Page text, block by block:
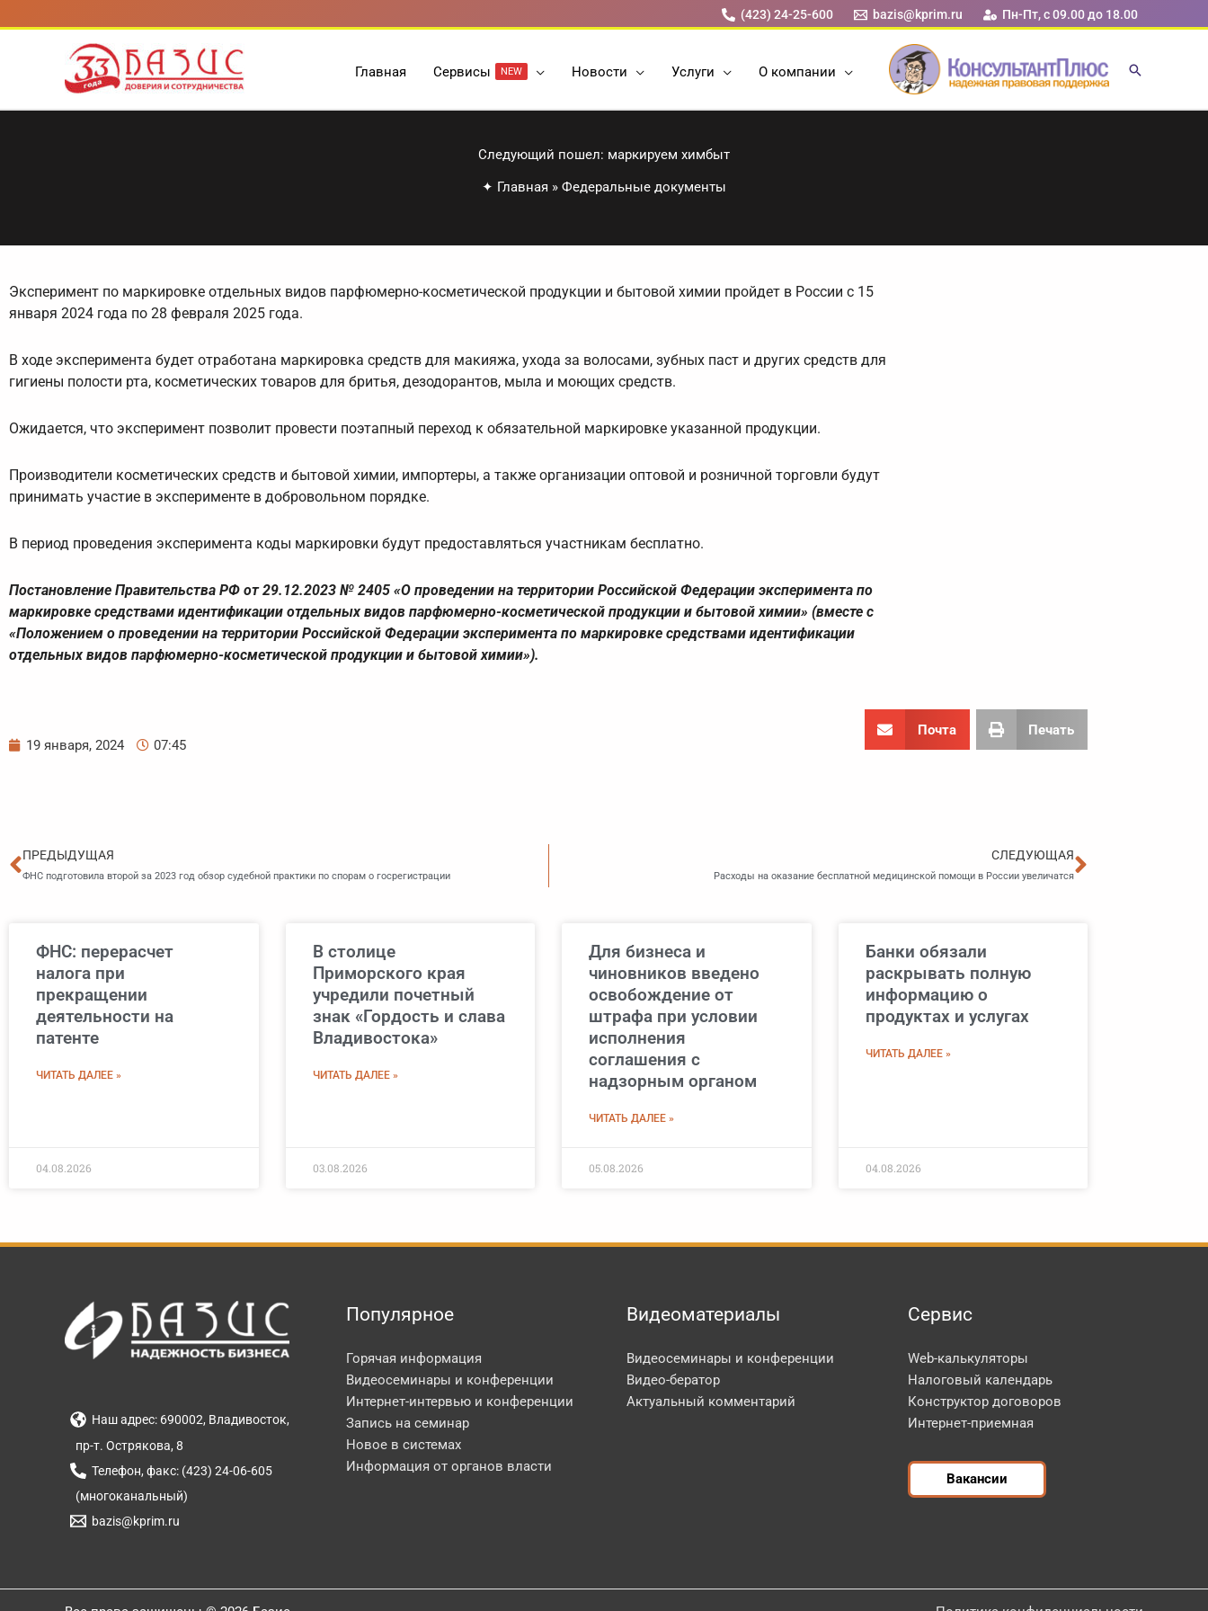
к
содержимому
(423) 24-25-600 bazis@kprim.ru Пн-Пт, с 09.00 до 18.00
Главная Cервисы NEW Новости Услуги О компании
Следующий пошел: маркируем химбыт
✦ Главная » Федеральные документы
Эксперимент по маркировке отдельных видов парфюмерно-косметической продукции и бытовой химии пройдет в России с 15
января 2024 года по 28 февраля 2025 года.
В ходе эксперимента будет отработана маркировка средств для макияжа, ухода за волосами, зубных паст и других средств для
гигиены полости рта, косметических товаров для бритья, дезодорантов, мыла и моющих средств.
Ожидается, что эксперимент позволит провести поэтапный переход к обязательной маркировке указанной продукции.
Производители косметических средств и бытовой химии, импортеры, а также организации оптовой и розничной торговли будут
принимать участие в эксперименте в добровольном порядке.
В период проведения эксперимента коды маркировки будут предоставляться участникам бесплатно.
Постановление Правительства РФ от 29.12.2023 № 2405 «О проведении на территории Российской Федерации эксперимента по
маркировке средствами идентификации отдельных видов парфюмерно-косметической продукции и бытовой химии» (вместе с
«Положением о проведении на территории Российской Федерации эксперимента по маркировке средствами идентификации
отдельных видов парфюмерно-косметической продукции и бытовой химии»).
19 января, 2024 07:45
Почта Печать
Пред
ПРЕДЫДУЩАЯ
ФНС подготовила второй за 2023 год обзор судебной практики по спорам о госрегистрации
СЛЕДУЮЩАЯ
Расходы на оказание бесплатной медицинской помощи в России увеличатся
ФНС: перерасчет
налога при
прекращении
деятельности на
патенте
ЧИТАТЬ ДАЛЕЕ »
04.08.2026
В столице
Приморского края
учредили почетный
знак «Гордость и слава
Владивостока»
ЧИТАТЬ ДАЛЕЕ »
03.08.2026
Для бизнеса и
чиновников введено
освобождение от
штрафа при условии
исполнения
соглашения с
надзорным органом
ЧИТАТЬ ДАЛЕЕ »
05.08.2026
Банки обязали
раскрывать полную
информацию о
продуктах и услугах
ЧИТАТЬ ДАЛЕЕ »
04.08.2026
Наш адрес: 690002, Владивосток,
пр-т. Острякова, 8
Телефон, факс: (423) 24-06-605
(многоканальный)
bazis@kprim.ru
Популярное
Горячая информация
Видеосеминары и конференции
Интернет-интервью и конференции
Запись на семинар
Новое в системах
Информация от органов власти
Видеоматериалы
Видеосеминары и конференции
Видео-бератор
Актуальный комментарий
Сервис
Web-калькуляторы
Налоговый календарь
Конструктор договоров
Интернет-приемная
Вакансии